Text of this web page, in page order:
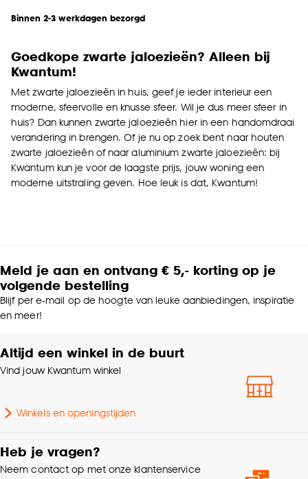
Binnen 2-3 werkdagen bezorgd
Goedkope zwarte jaloezieën? Alleen bij
Kwantum!
Met zwarte jaloezieën in huis, geef je ieder interieur een
moderne, sfeervolle en knusse sfeer. Wil je dus meer sfeer in
huis? Dan kunnen zwarte jaloezieën hier in een handomdraai
verandering in brengen. Of je nu op zoek bent naar houten
zwarte jaloezieën of naar aluminium zwarte jaloezieën: bij
Kwantum kun je voor de laagste prijs, jouw woning een
moderne uitstraling geven. Hoe leuk is dat, Kwantum!
Meld je aan en ontvang € 5,- korting op je
volgende bestelling
Blijf per e-mail op de hoogte van leuke aanbiedingen, inspiratie
en meer!
Altijd een winkel in de buurt
Vind jouw Kwantum winkel
Winkels en openingstijden
Heb je vragen?
Neem contact op met onze klantenservice